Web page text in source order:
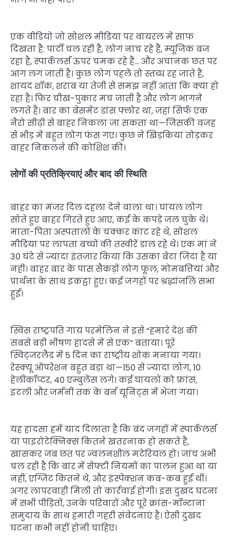
एक वीडियो जो सोशल मीडिया पर वायरल में साफ
दिखता है: पार्टी चल रही है, लोग नाच रहे हैं, म्यूजिक बज
रहा है, स्पार्कलर्स ऊपर चमक रहे हैं… और अचानक छत पर
आग लग जाती है। कुछ लोग पहले तो स्तब्ध रह जाते हैं,
शायद शॉक, शराब या तेजी से समझ नहीं आता कि क्या हो
रहा है। फिर चीख-पुकार मच जाती है और लोग भागने
लगते हैं। बार का बेसमेंट डांस फ्लोर था, जहां सिर्फ एक
नैरो सीढ़ी से बाहर निकला जा सकता था—जिसकी वजह
से भीड़ में बहुत लोग फंस गए। कुछ ने खिड़कियां तोड़कर
बाहर निकलने की कोशिश की।
लोगों की प्रतिक्रियाएं और बाद की स्थिति
बाहर का मंजर दिल दहला देने वाला था। घायल लोग
सोते हुए बाहर गिरते हुए आए, कई के कपड़े जल चुके थे।
माता-पिता अस्पतालों के चक्कर काट रहे थे, सोशल
मीडिया पर लापता बच्चों की तस्वीरें डाल रहे थे। एक मां ने
30 घंटे से ज्यादा इंतजार किया कि उसका बेटा जिंदा है या
नहीं। बाहर बार के पास सैकड़ों लोग फूल, मोमबत्तियां और
प्रार्थना के साथ इकट्ठा हुए। कई जगहों पर श्रद्धांजलि सभा
हुई।
स्विस राष्ट्रपति गाय परमेलिन ने इसे “हमारे देश की
सबसे बड़ी भीषण हादसे में से एक” बताया। पूरे
स्विट्जरलैंड में 5 दिन का राष्ट्रीय शोक मनाया गया।
रेस्क्यू ऑपरेशन बहुत बड़ा था—150 से ज्यादा लोग, 10
हेलीकॉप्टर, 40 एम्बुलेंस लगे। कई घायलों को फ्रांस,
इटली और जर्मनी तक के बर्न यूनिट्स में भेजा गया।
यह हादसा हमें याद दिलाता है कि बंद जगहों में स्पार्कलर्स
या पाइरोटेक्निक्स कितने खतरनाक हो सकते हैं,
खासकर जब छत पर ज्वलनशील मटेरियल हो। जांच अभी
चल रही है कि बार में सेफ्टी नियमों का पालन हुआ था या
नहीं, एग्जिट कितने थे, और इंस्पेक्शन कब-कब हुई थीं।
अगर लापरवाही मिली तो कार्रवाई होगी। इस दुखद घटना
में सभी पीड़ितों, उनके परिवारों और पूरे क्रांस-मॉन्टाना
समुदाय के साथ हमारी गहरी संवेदनाएं हैं। ऐसी दुखद
घटना कभी नहीं होनी चाहिए।